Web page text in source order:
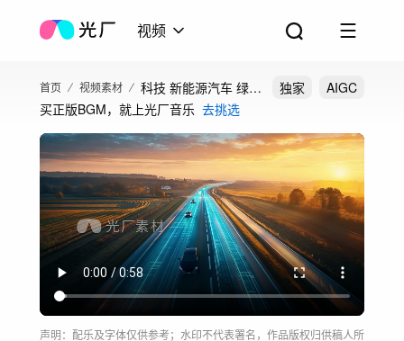
视频
首页 视频素材
科技 新能源汽车 绿色
清洁能源 低碳
独家
AIGC
买正版BGM，就上光厂音乐 去挑选
声明：配乐及字体仅供参考；水印不代表署名，作品版权归供稿人所